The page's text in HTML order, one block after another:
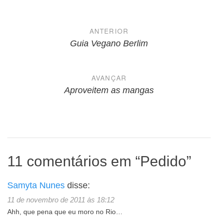
NavegaçãoANTERIOR
Guia Vegano Berlim
AVANÇAR
Aproveitem as mangas
11 comentários em “Pedido”
Samyta Nunes disse:
11 de novembro de 2011 às 18:12
Ahh, que pena que eu moro no Rio…